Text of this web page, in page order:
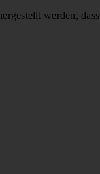
werden, dass